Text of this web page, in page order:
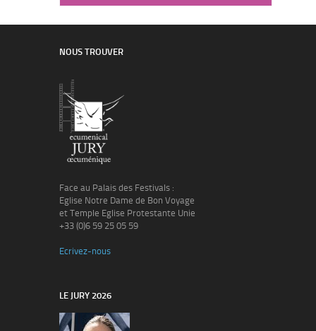
NOUS TROUVER
Face au Palais des Festivals :
Eglise Notre Dame de Bon Voyage
et Temple Eglise Protestante Unie
+33 (0)6 59 25 05 59
Ecrivez-nous
LE JURY 2026